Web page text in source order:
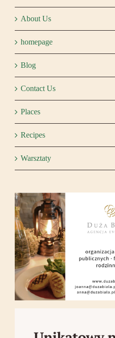
About Us
homepage
Blog
Contact Us
Places
Recipes
Warsztaty